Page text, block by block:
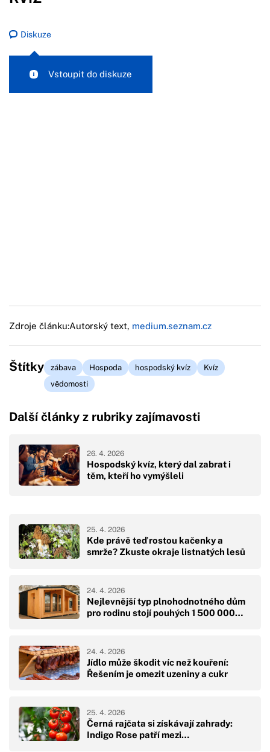
Diskuze
Vstoupit do diskuze
Zdroje článku:Autorský text, medium.seznam.cz
Štítky zábava Hospoda hospodský kvíz
Kvíz
vědomosti
Další články z rubriky zajímavosti
Hospodský kvíz, který dal zabrat i
těm, kteří ho vymýšleli
26. 4. 2026
Kde právě teď rostou kačenky a
smrže? Zkuste okraje listnatých lesů
25. 4. 2026
Nejlevnější typ plnohodnotného dům
pro rodinu stojí pouhých 1 500 000…
24. 4. 2026
Jídlo může škodit víc než kouření:
Řešením je omezit uzeniny a cukr
24. 4. 2026
Černá rajčata si získávají zahrady:
Indigo Rose patří mezi…
25. 4. 2026